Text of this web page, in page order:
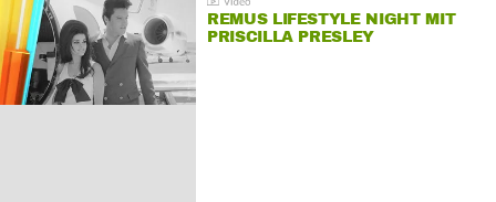
REMUS LIFESTYLE NIGHT MIT
PRISCILLA PRESLEY